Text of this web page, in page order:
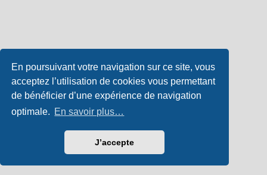
En poursuivant votre navigation sur ce site, vous
acceptez l’utilisation de cookies vous permettant
de bénéficier d’une expérience de navigation
optimale. En savoir plus…
J’accepte